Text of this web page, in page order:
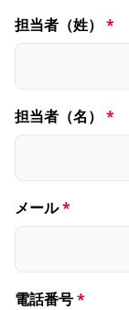
担当者（姓）
担当者（名）
メール
電話番号